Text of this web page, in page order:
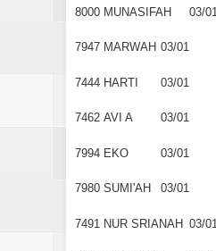
8000 MUNASIFAH 03/01
7947 MARWAH 03/01
7444 HARTI 03/01
7462 AVI A 03/01
7994 EKO 03/01
7980 SUMI'AH 03/01
7491 NUR SRIANAH 03/01